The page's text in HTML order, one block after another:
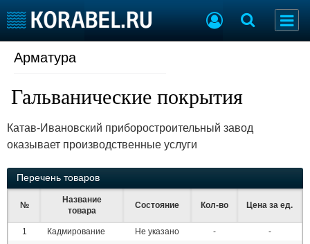
Судостроение
Новости
Репутация
Работа
Журнал
Продажа флота
Изделия
Материалы
Арматура
Гальванические покрытия
Катав-Ивановский приборостроительный завод
оказывает производственные услуги
Перечень товаров
№
Название
товара
Состояние Кол-во Цена за ед.
1 Кадмирование Не указано -
-